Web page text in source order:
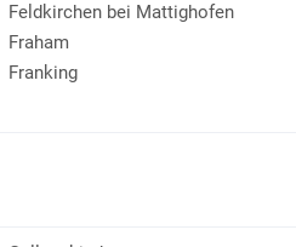
Feldkirchen bei Mattighofen
Fraham
Franking